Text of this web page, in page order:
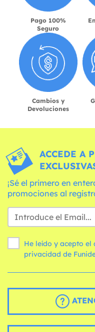
Pago 100%
Seguro
Cambios y
Devoluciones
ACCEDE A
¡Sé el primero en
promociones al
He leído y acepto el
privacidad de